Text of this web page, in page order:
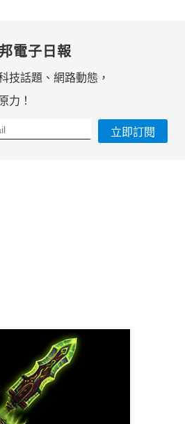
電子日報
技話題、網路動態，
力！
立即訂閱